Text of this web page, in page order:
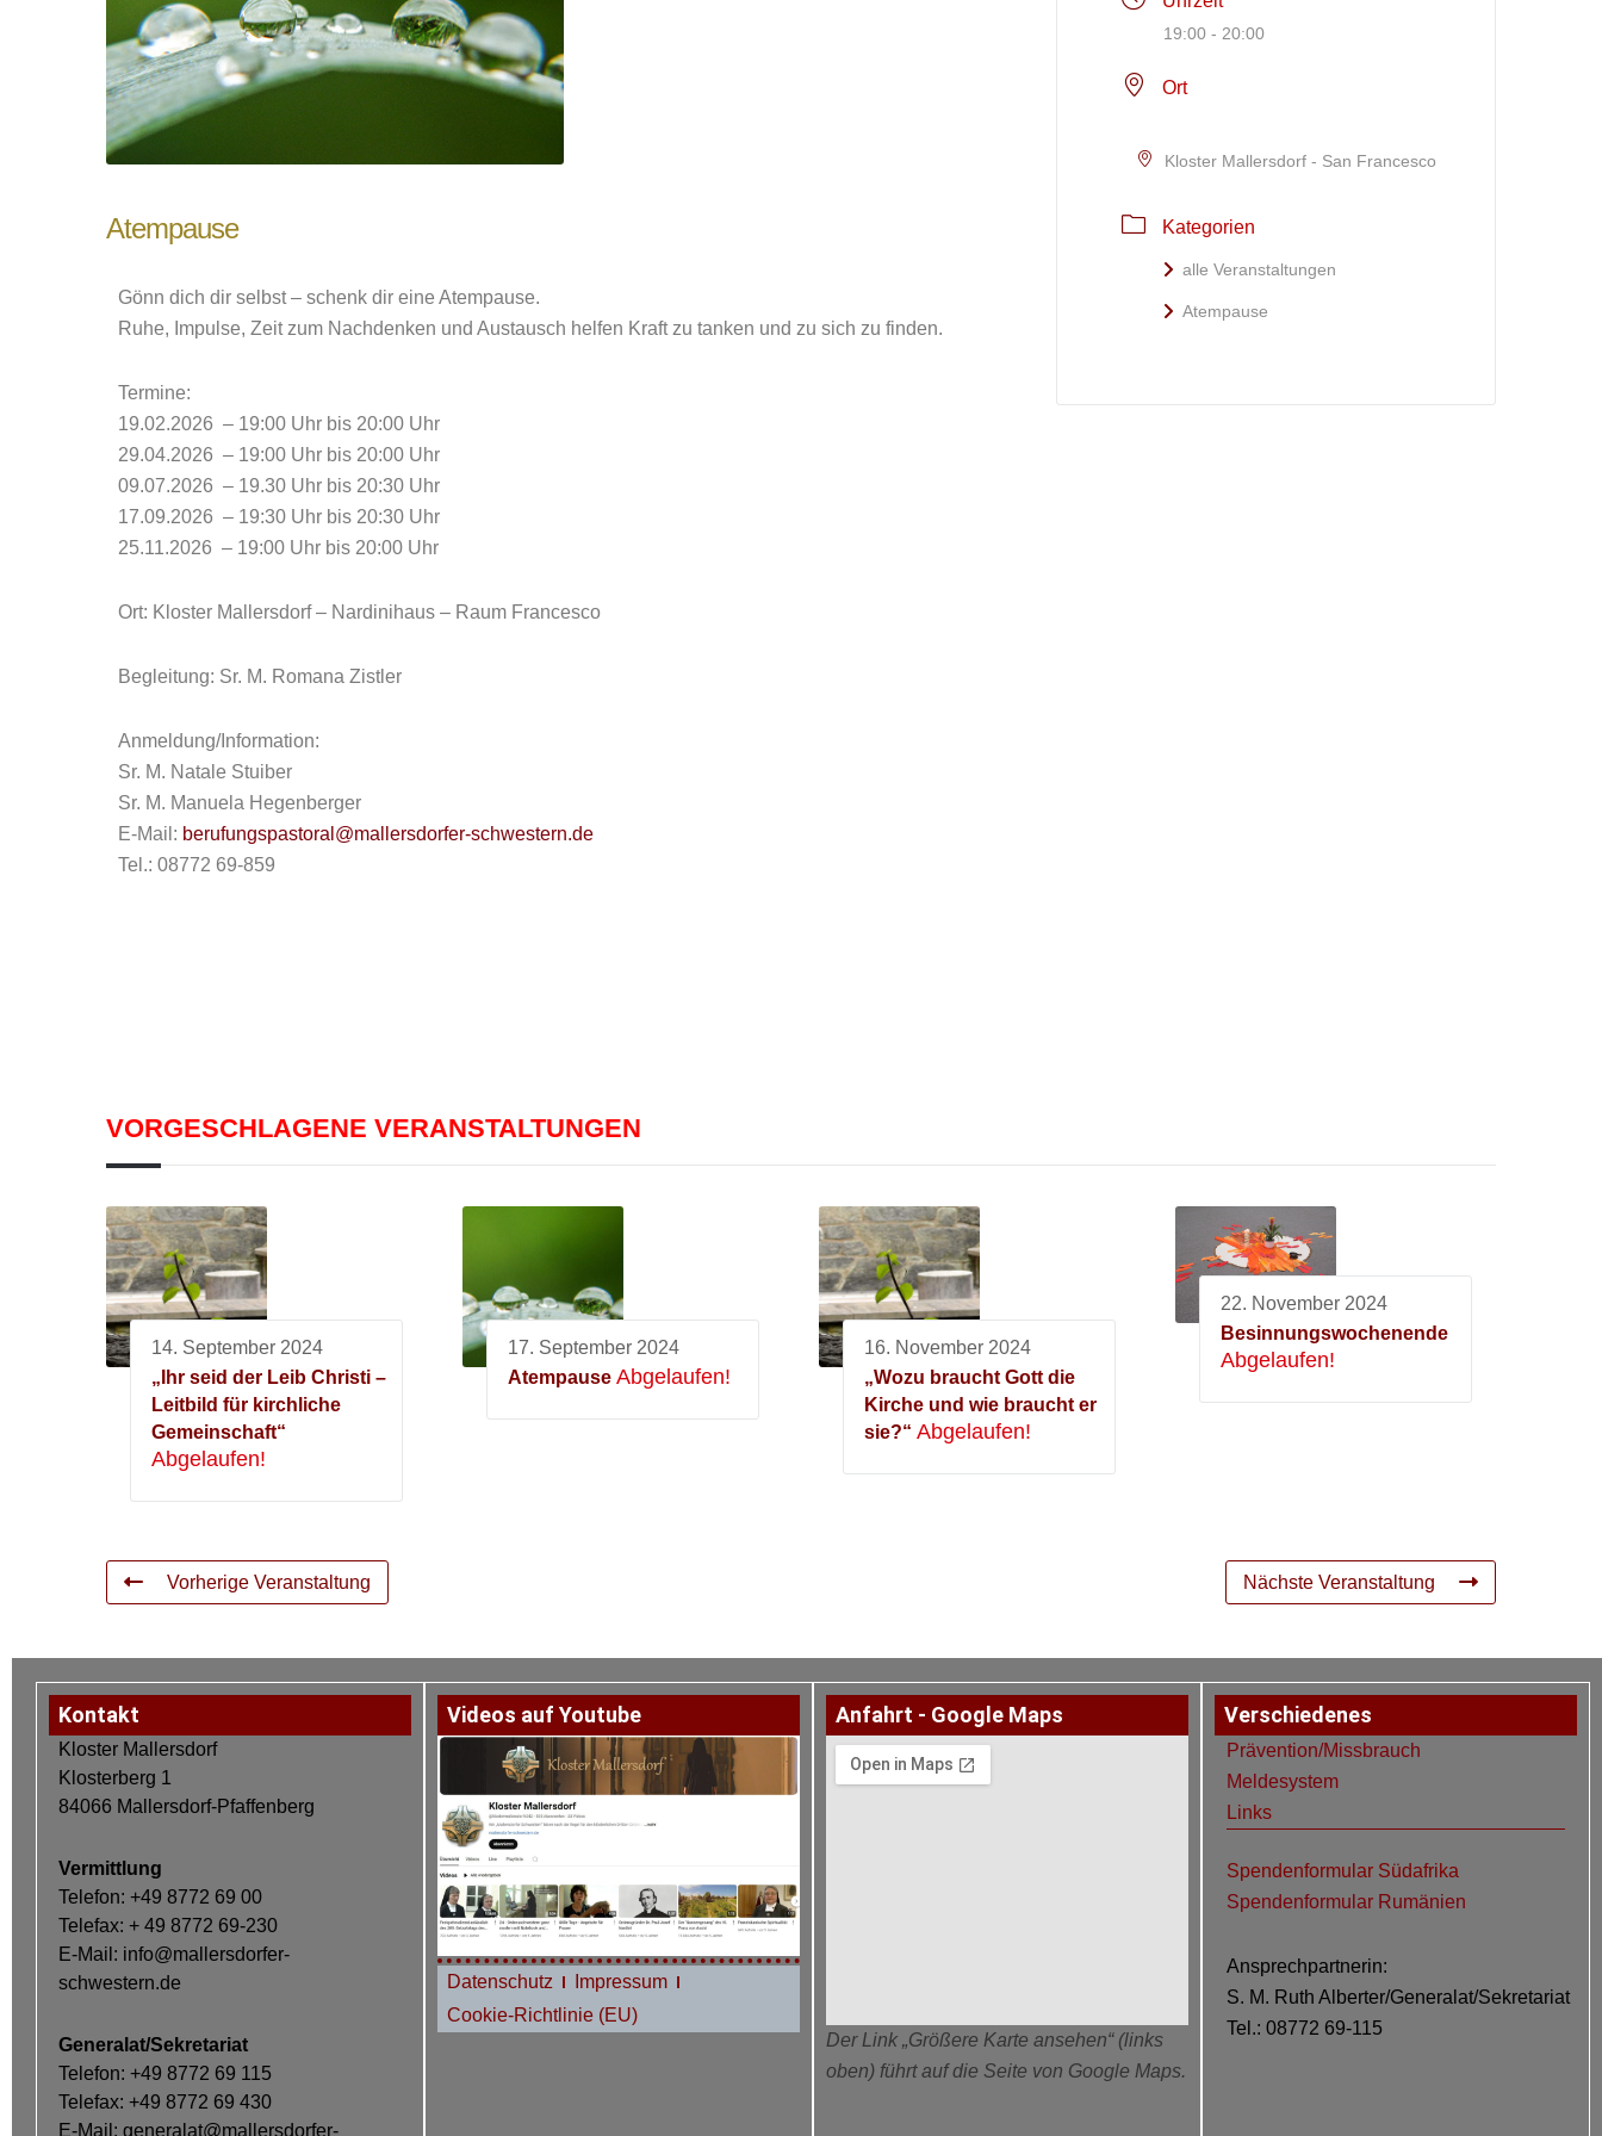
Atempause
Gönn dich dir selbst – schenk dir eine Atempause.
Ruhe, Impulse, Zeit zum Nachdenken und Austausch helfen Kraft zu tanken und zu sich zu finden.
Termine:
19.02.2026 – 19:00 Uhr bis 20:00 Uhr
29.04.2026 – 19:00 Uhr bis 20:00 Uhr
09.07.2026 – 19.30 Uhr bis 20:30 Uhr
17.09.2026 – 19:30 Uhr bis 20:30 Uhr
25.11.2026 – 19:00 Uhr bis 20:00 Uhr
Ort: Kloster Mallersdorf – Nardinihaus – Raum Francesco
Begleitung: Sr. M. Romana Zistler
Anmeldung/Information:
Sr. M. Natale Stuiber
Sr. M. Manuela Hegenberger
E-Mail: berufungspastoral@mallersdorfer-schwestern.de
Tel.: 08772 69-859
19:00 - 20:00
Ort
Kloster Mallersdorf - San Francesco
Kategorien
alle Veranstaltungen
Atempause
VORGESCHLAGENE VERANSTALTUNGEN
14. September 2024
„Ihr seid der Leib Christi –
Leitbild für kirchliche
Gemeinschaft“
Abgelaufen!
17. September 2024
Atempause Abgelaufen!
16. November 2024
„Wozu braucht Gott die
Kirche und wie braucht er
sie?“ Abgelaufen!
22. November 2024
Besinnungswochenende
Abgelaufen!
Vorherige Veranstaltung Nächste Veranstaltung
Kontakt
Kloster Mallersdorf
Klosterberg 1
84066 Mallersdorf-Pfaffenberg
Vermittlung
Telefon: +49 8772 69 00
Telefax: + 49 8772 69-230
E-Mail: info@mallersdorfer-
schwestern.de
Generalat/Sekretariat
Telefon: +49 8772 69 115
Telefax: +49 8772 69 430
E-Mail: generalat@mallersdorfer-
Videos auf Youtube
Datenschutz
Impressum
Cookie-Richtlinie (EU)
Anfahrt - Google Maps
Der Link „Größere Karte ansehen“ (links
oben) führt auf die Seite von Google Maps.
Verschiedenes
Prävention/Missbrauch
Meldesystem
Links
Spendenformular Südafrika
Spendenformular Rumänien
Ansprechpartnerin:
S. M. Ruth Alberter/Generalat/Sekretariat
Tel.: 08772 69-115